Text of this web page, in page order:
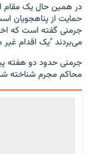
در همین حال یک مقام
حمایت از پناهجویان
جرمنی گفته است که
می‌بردند "یک اقدام غیر
محاکم مجرم شناخته